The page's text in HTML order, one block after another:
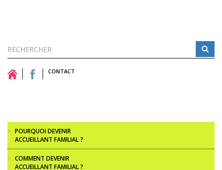
Formulaire
de
recherche
Rechercher CONTACT
> POURQUOI DEVENIR
ACCUEILLANT FAMILIAL ?
> COMMENT DEVENIR
ACCUEILLANT FAMILIAL ?